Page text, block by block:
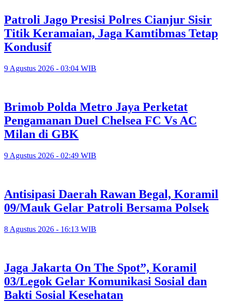
Patroli Jago Presisi Polres Cianjur Sisir
Titik Keramaian, Jaga Kamtibmas Tetap
Kondusif
9 Agustus 2026 - 03:04 WIB
Brimob Polda Metro Jaya Perketat
Pengamanan Duel Chelsea FC Vs AC
Milan di GBK
9 Agustus 2026 - 02:49 WIB
Antisipasi Daerah Rawan Begal, Koramil
09/Mauk Gelar Patroli Bersama Polsek
8 Agustus 2026 - 16:13 WIB
Jaga Jakarta On The Spot”, Koramil
03/Legok Gelar Komunikasi Sosial dan
Bakti Sosial Kesehatan